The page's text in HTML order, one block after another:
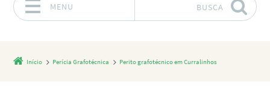
MENU BUSCA
Início Perícia Grafotécnica Perito grafotécnico em Curralinhos